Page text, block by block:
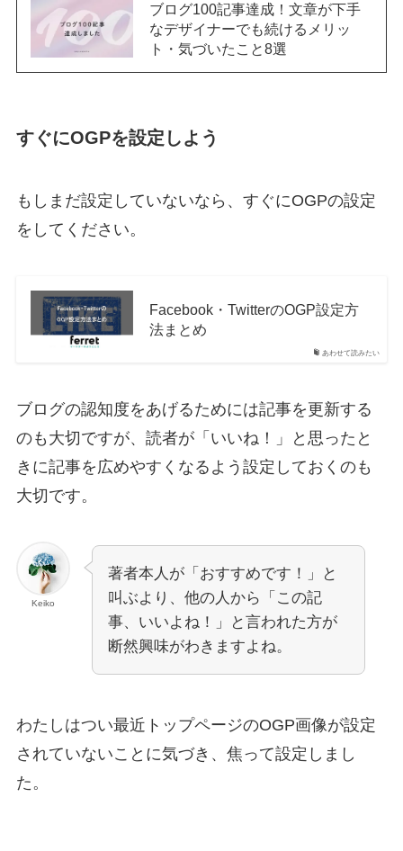
ブログ100記事達成！文章が下手
なデザイナーでも続けるメリッ
ト・気づいたこと8選
すぐにOGPを設定しよう
もしまだ設定していないなら、すぐにOGPの設定
をしてください。
あわせて読みたい
Facebook・TwitterのOGP設定方
法まとめ
ブログの認知度をあげるためには記事を更新する
のも大切ですが、読者が「いいね！」と思ったと
きに記事を広めやすくなるよう設定しておくのも
大切です。
Keiko
著者本人が「おすすめです！」と
叫ぶより、他の人から「この記
事、いいよね！」と言われた方が
断然興味がわきますよね。
わたしはつい最近トップページのOGP画像が設定
されていないことに気づき、焦って設定しまし
た。